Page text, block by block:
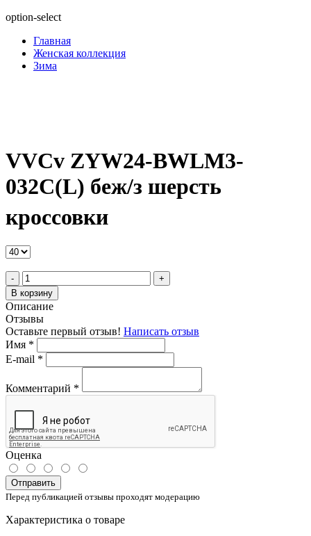
option-select
Главная
Женская коллекция
Зима
VVCv ZYW24-BWLM3-
032C(L) беж/з шерсть
кроссовки
-
+
В корзину
Описание
Отзывы
Оставьте первый отзыв! Написать отзыв
Имя *
E-mail *
Комментарий *
Оценка
Отправить
Перед публикацией отзывы проходят модерацию
Характеристика о товаре